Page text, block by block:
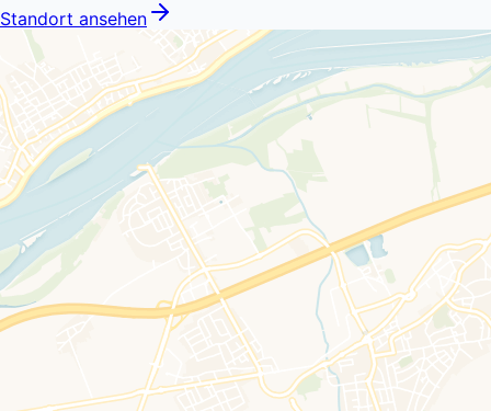
Standort ansehen